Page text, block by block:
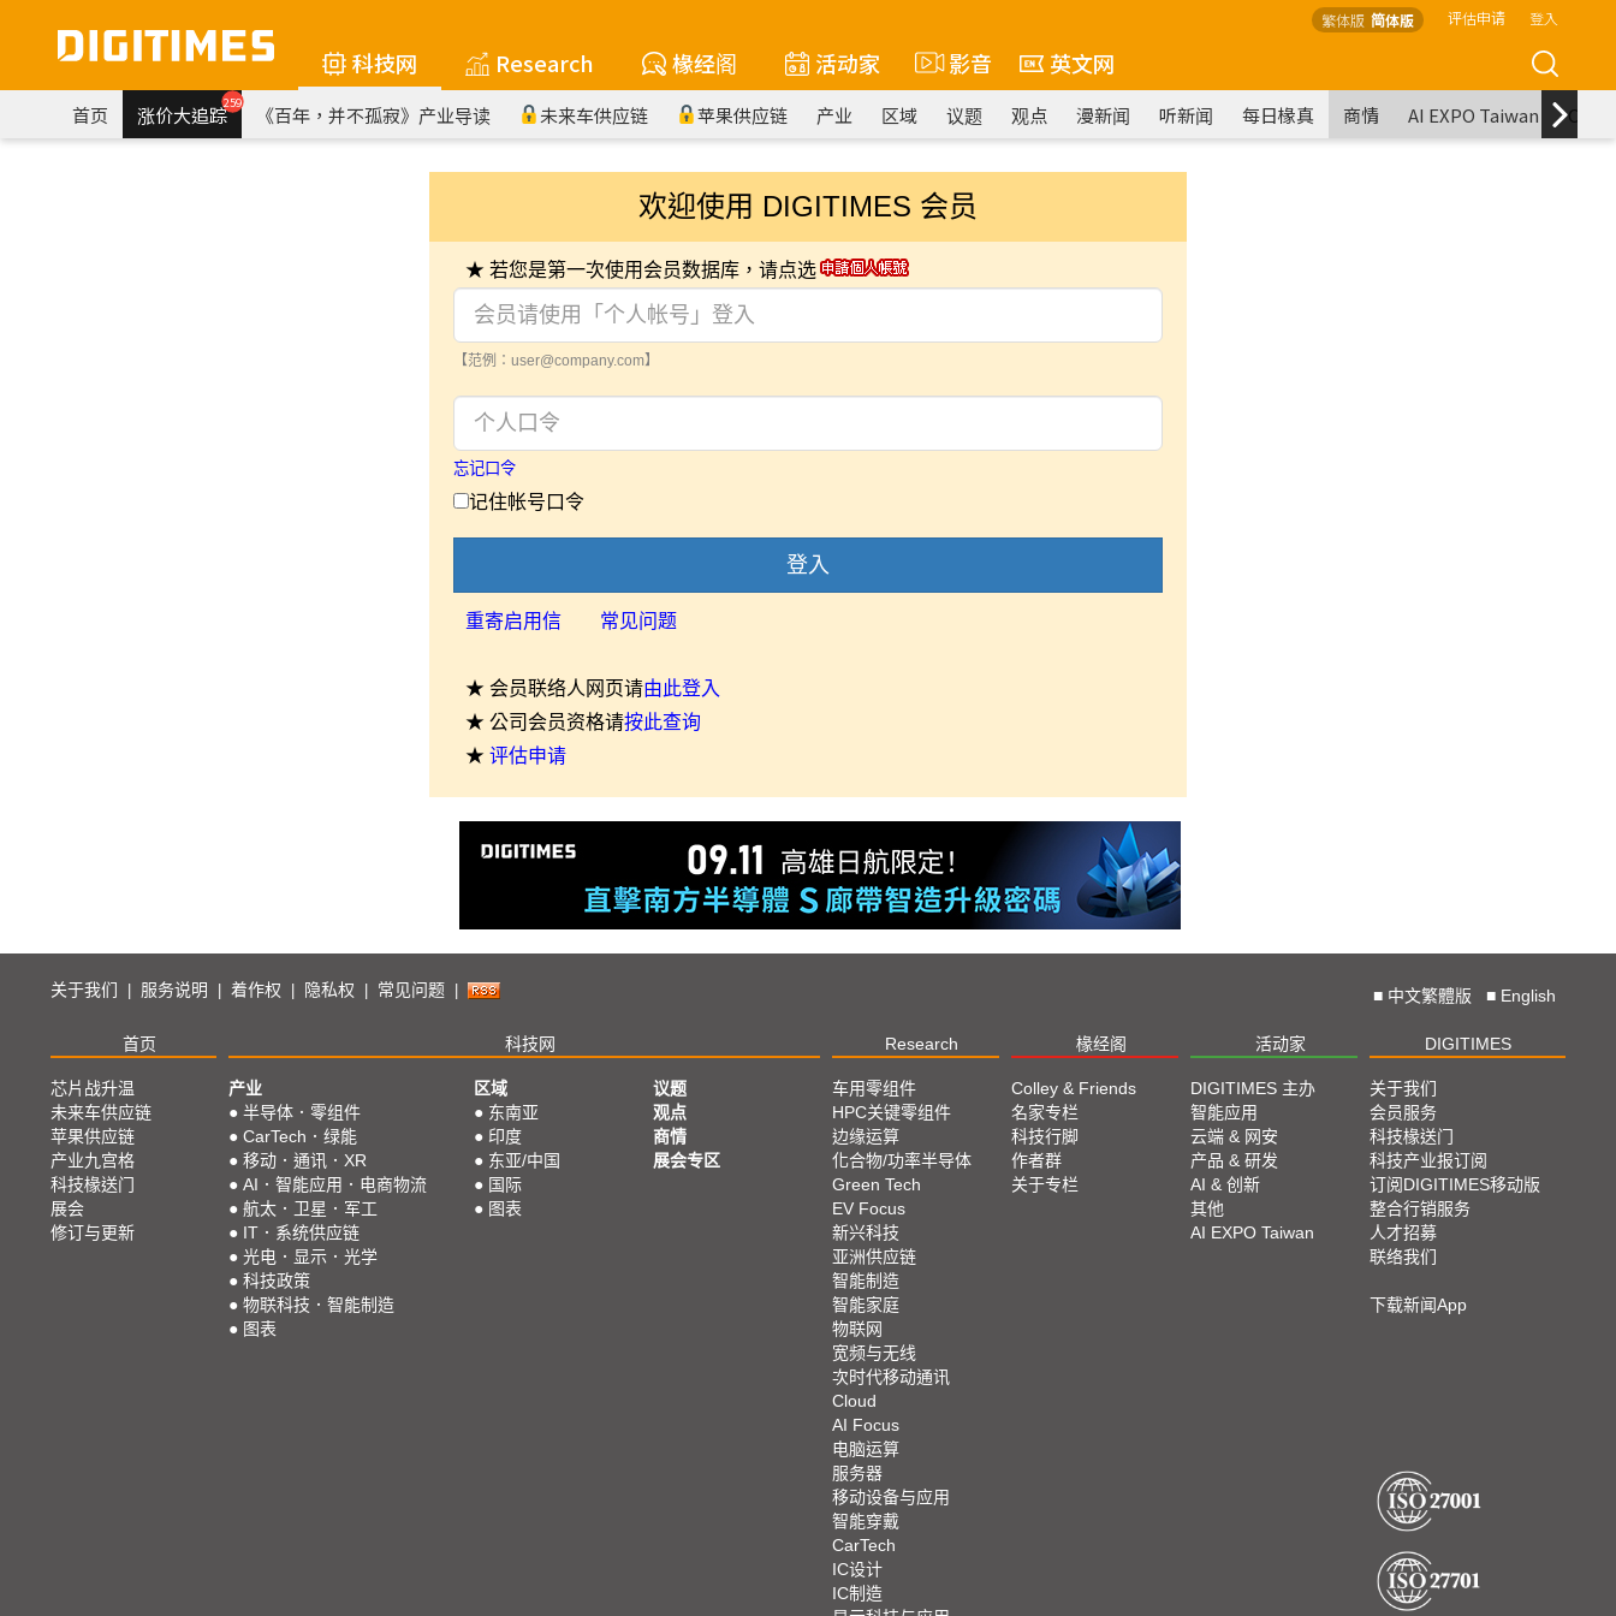
繁体版 简体版 评估申请 登入
科技网 Research 椽经阁 活动家 影音 英文网
首页 涨价大追踪259 《百年，并不孤寂》产业导读 未来车供应链 苹果供应链 产业 区域 议题 观点 漫新闻 听新闻 每日椽真 商情 AI EXPO Taiwan
欢迎使用 DIGITIMES 会员
★ 若您是第一次使用会员数据库，请点选
【范例：user@company.com】
忘记口令
记住帐号口令
登入
重寄启用信 常见问题
★ 会员联络人网页请由此登入
★ 公司会员资格请按此查询
★ 评估申请
关于我们 服务说明 着作权 隐私权 常见问题 ■ 中文繁體版 ■ English
首页 科技网 Research 椽经阁 活动家 DIGITIMES
芯片战升温
未来车供应链
苹果供应链
产业九宫格
科技椽送门
展会
修订与更新
产业
● 半导体．零组件
● CarTech．绿能
● 移动．通讯．XR
● AI．智能应用．电商物流
● 航太．卫星．军工
● IT．系统供应链
● 光电．显示．光学
● 科技政策
● 物联科技．智能制造
● 图表
区域
● 东南亚
● 印度
● 东亚/中国
● 国际
● 图表
议题
观点
商情
展会专区
车用零组件
HPC关键零组件
边缘运算
化合物/功率半导体
Green Tech
EV Focus
新兴科技
亚洲供应链
智能制造
智能家庭
物联网
宽频与无线
次时代移动通讯
Cloud
AI Focus
电脑运算
服务器
移动设备与应用
智能穿戴
CarTech
IC设计
IC制造
Colley & Friends
名家专栏
科技行脚
作者群
关于专栏
DIGITIMES 主办
智能应用
云端 & 网安
产品 & 研发
AI & 创新
其他
AI EXPO Taiwan
关于我们
会员服务
科技椽送门
科技产业报订阅
订阅DIGITIMES移动版
整合行销服务
人才招募
联络我们
下载新闻App